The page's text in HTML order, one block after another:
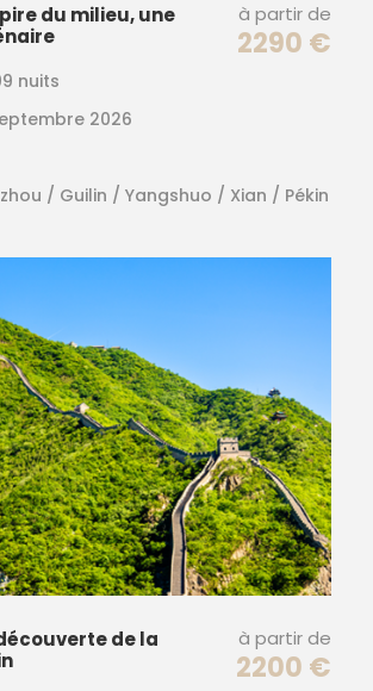
du milieu, une
à partir de
2290 €
nuits
2026
/ Guilin / Yangshuo / Xian / Pékin
de la
à partir de
2200 €